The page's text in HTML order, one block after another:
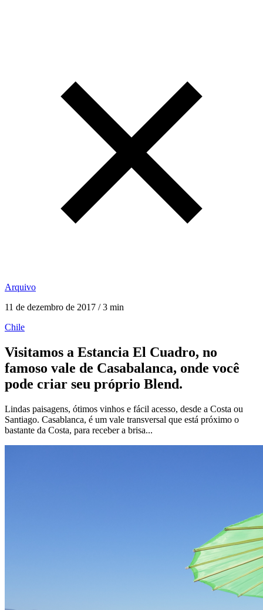
Arquivo
11 de dezembro de 2017 / 3 min
Chile
Visitamos a Estancia El Cuadro, no
famoso vale de Casabalanca, onde você
pode criar seu próprio Blend.
Lindas paisagens, ótimos vinhos e fácil acesso, desde a Costa ou
Santiago. Casablanca, é um vale transversal que está próximo o
bastante da Costa, para receber a brisa...